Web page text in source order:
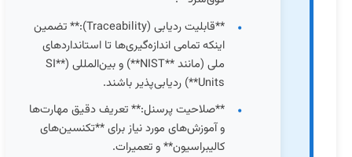
**قابلیت ردیابی (Traceability):** تضمین
اینکه تمامی اندازه‌گیری‌ها تا استانداردهای
ملی (مانند **NIST**) و بین‌المللی (**SI
Units**) ردیابی‌پذیر باشند.
**صلاحیت پرسنل:** تعریف دقیق مهارت‌ها
و آموزش‌های مورد نیاز برای **تکنسین‌های
کالیبراسیون** و تعمیرات.